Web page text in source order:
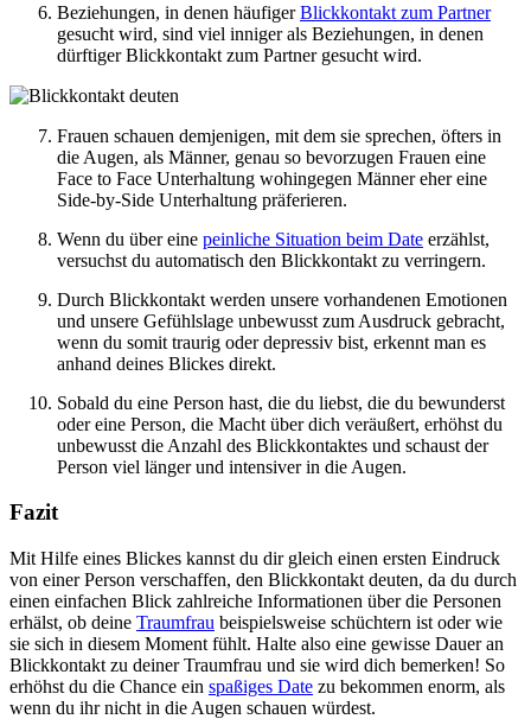
Beziehungen, in denen häufigerBlickkontakt zum Partner
gesucht wird, sind viel inniger als Beziehungen, in denen
dürftiger Blickkontakt zum Partner gesucht wird.
Frauen schauen demjenigen, mit dem sie sprechen, öfters in
die Augen, als Männer, genau so bevorzugen Frauen eine
Face to Face Unterhaltung wohingegen Männer eher eine
Side-by-Side Unterhaltung präferieren.
Wenn du über eine peinliche Situation beim Date erzählst,
versuchst du automatisch den Blickkontakt zu verringern.
Durch Blickkontakt werden unsere vorhandenen Emotionen
und unsere Gefühlslage unbewusst zum Ausdruck gebracht,
wenn du somit traurig oder depressiv bist, erkennt man es
anhand deines Blickes direkt.
Sobald du eine Person hast, die du liebst, die du bewunderst
oder eine Person, die Macht über dich veräußert, erhöhst du
unbewusst die Anzahl des Blickkontaktes und schaust der
Person viel länger und intensiver in die Augen.
Fazit
Mit Hilfe eines Blickes kannst du dir gleich einen ersten Eindruck
von einer Person verschaffen, den Blickkontakt deuten, da du durch
einen einfachen Blick zahlreiche Informationen über die Personen
erhälst, ob deine Traumfrau beispielsweise schüchtern ist oder wie
sie sich in diesem Moment fühlt. Halte also eine gewisse Dauer an
Blickkontakt zu deiner Traumfrau und sie wird dich bemerken! So
erhöhst du die Chance ein spaßiges Date zu bekommen enorm, als
wenn du ihr nicht in die Augen schauen würdest.